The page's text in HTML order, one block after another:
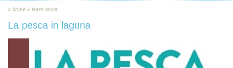
» home » learn more
La pesca in laguna